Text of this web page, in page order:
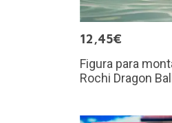
12,45€
Figura para
Rochi Dragon Ball